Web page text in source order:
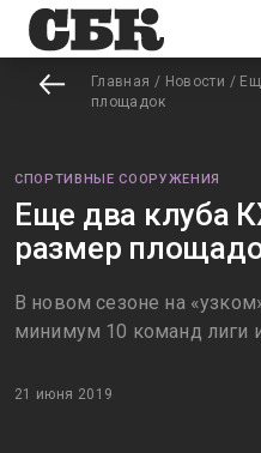
Главная / Новости /
площадок
СПОРТИВНЫЕ СООРУЖЕНИЯ
Еще два клуба
размер
В новом сезоне на
минимум 10 команд лиги
21 июня 2019